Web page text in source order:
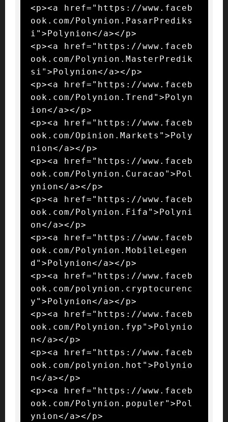
<p><a href="https://www.faceb
ook.com/Polynion.PasarPrediks
i">Polynion</a></p>
<p><a href="https://www.faceb
ook.com/Polynion.MasterPredik
si">Polynion</a></p>
<p><a href="https://www.faceb
ook.com/Polynion.Trend">Polyn
ion</a></p>
<p><a href="https://www.faceb
ook.com/Opinion.Markets">Poly
nion</a></p>
<p><a href="https://www.faceb
ook.com/Polynion.Curacao">Pol
ynion</a></p>
<p><a href="https://www.faceb
ook.com/Polynion.Fifa">Polyni
on</a></p>
<p><a href="https://www.faceb
ook.com/Polynion.MobileLegen
d">Polynion</a></p>
<p><a href="https://www.faceb
ook.com/polynion.cryptocurenc
y">Polynion</a></p>
<p><a href="https://www.faceb
ook.com/Polynion.fyp">Polynio
n</a></p>
<p><a href="https://www.faceb
ook.com/polynion.hot">Polynio
n</a></p>
<p><a href="https://www.faceb
ook.com/Polynion.populer">Pol
ynion</a></p>